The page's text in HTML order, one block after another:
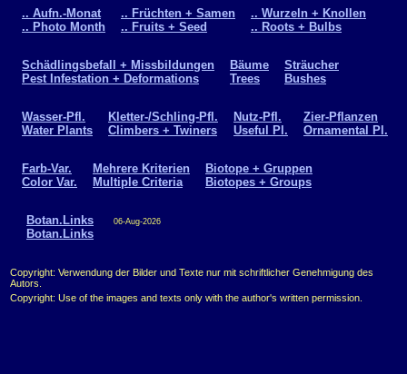
.. Aufn.-Monat
.. Photo Month
.. Früchten + Samen
.. Fruits + Seed
.. Wurzeln + Knollen
.. Roots + Bulbs
Schädlingsbefall + Missbildungen
Pest Infestation + Deformations
Bäume
Trees
Sträucher
Bushes
Wasser-Pfl.
Water Plants
Kletter-/Schling-Pfl.
Climbers + Twiners
Nutz-Pfl.
Useful Pl.
Zier-Pflanzen
Ornamental Pl.
Farb-Var.
Color Var.
Mehrere Kriterien
Multiple Criteria
Biotope + Gruppen
Biotopes + Groups
Botan.Links
Botan.Links
06-Aug-2026
Copyright: Verwendung der Bilder und Texte nur mit schriftlicher Genehmigung des
Autors.
Copyright: Use of the images and texts only with the author's written permission.